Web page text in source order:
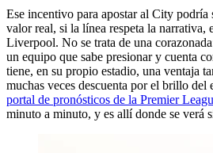
Ese incentivo para apostar al City podría
valor real, si la línea respeta la narrativa,
Liverpool. No se trata de una
un equipo que sabe presionar y cuenta
tiene, en su propio estadio, una ventaja
muchas veces descuenta por el brillo del
portal de pronósticos de la Premier
minuto a minuto, y es allí donde se verá